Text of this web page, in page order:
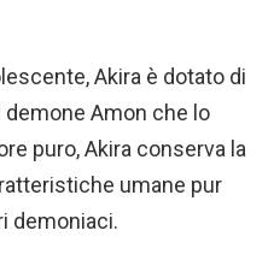
Akira è dotato di
Amon che lo
puro, Akira conserva la
umane pur
demoniaci.